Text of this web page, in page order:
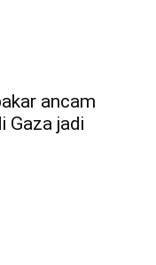
ancam
Gaza jadi